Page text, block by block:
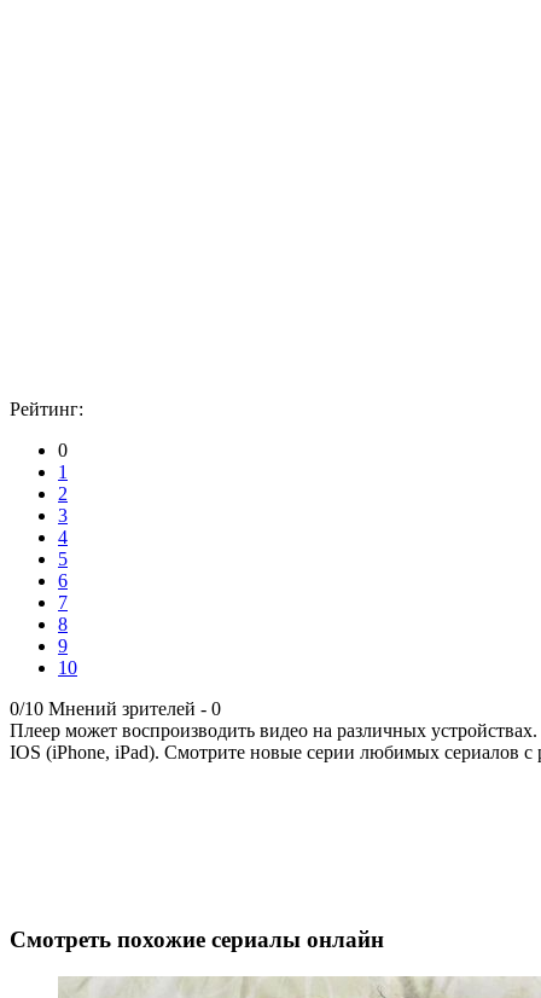
Рейтинг:
0
1
2
3
4
5
6
7
8
9
10
0/10 Мнений зрителей - 0
Плеер может воспроизводить видео на различных
IOS (iPhone, iPad). Смотрите новые серии любимых сериалов с
Смотреть похожие сериалы онлайн